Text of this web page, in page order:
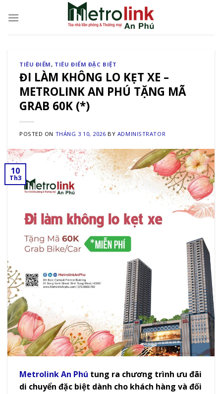
TIÊU ĐIỂM, TIÊU ĐIỂM ĐẶC BIỆT
ĐI LÀM KHÔNG LO KẸT XE –
METROLINK AN PHÚ TẶNG MÃ
GRAB 60K (*)
POSTED ON THÁNG 3 10, 2026 BY ADMINISTRATOR
10
Th3
Metrolink An Phú tung ra chương trình ưu đãi
di chuyển đặc biệt dành cho khách hàng và đối